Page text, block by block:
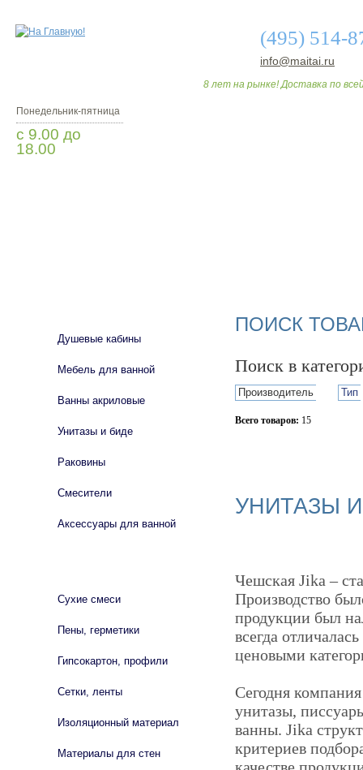
(495) 514-
info@maitai.ru
8 лет на рынке! Доставка по
Понедельник-пятница
с 9.00 до
18.00
ПОИСК
Поиск в
Производитель Тип
Всего товаров: 15
УНИТАЗЫ
Чешская Jika –
Производство
продукции был
всегда
ценовыми
Сегодня
унитазы,
ванны. Jika
критериев
Душевые кабины
Мебель для ванной
Ванны акриловые
Унитазы и биде
Раковины
Смесители
Аксессуары для ванной
Сухие смеси
Пены, герметики
Гипсокартон, профили
Сетки, ленты
Изоляционный материал
Материалы для стен